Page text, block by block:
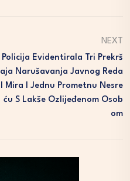
NEXT
Policija Evidentirala Tri Prekrš
Aja Narušavanja Javnog Reda
I Mira I Jednu Prometnu Nesre
Ću S Lakše Ozlijeđenom Osob
Om